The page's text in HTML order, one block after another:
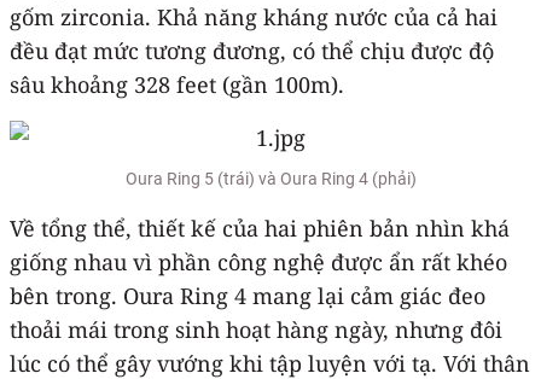
gốm zirconia. Khả năng kháng nước của cả hai
đều đạt mức tương đương, có thể chịu được độ
sâu khoảng 328 feet (gần 100m).
Oura Ring 5 (trái) và Oura Ring 4 (phải)
Về tổng thể, thiết kế của hai phiên bản nhìn khá
giống nhau vì phần công nghệ được ẩn rất khéo
bên trong. Oura Ring 4 mang lại cảm giác đeo
thoải mái trong sinh hoạt hàng ngày, nhưng đôi
lúc có thể gây vướng khi tập luyện với tạ. Với thân